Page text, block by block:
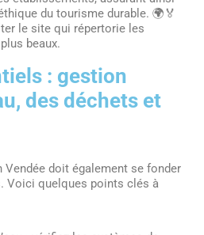
du tourisme durable. 🌍🏅
le site qui répertorie les
beaux.
: gestion
des déchets et
Vendée doit également se fonder
Voici quelques points clés à